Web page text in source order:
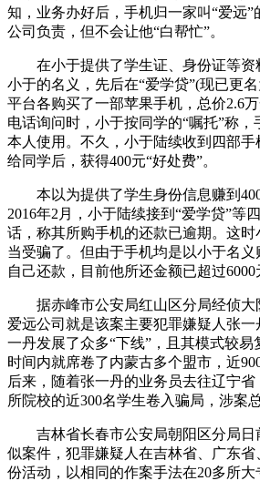
知，业务办好后，手机归一家叫“爱远
公司负责，但不会让他“白帮忙”。
在小于提供了学生证、身份证等资
小于的名义，先后在“爱学贷”(现已更
平台各购买了一部苹果手机，总价2.6
电话询问时，小于按同学的“嘱托”称，
本人使用。不久，小于陆续收到四部手
给同学后，获得400元“好处费”。
本以为提供了学生身份信息赚到
2016年2月，小于陆续接到“爱学贷”等
话，称其所购手机的还款已逾期。这时
当受骗了。但由于手机均是以小于名
自己还款，目前他所还金额已超过6000
据赤峰市公安局红山区分局经侦大
爱远公司就是该案主要犯罪嫌疑人张
一丹发展了众多“下线”，且其模式较易
时间内就席卷了内蒙古多个盟市，近
后来，随着张一丹的业务员去往辽宁
所院校的近300名学生卷入骗局，涉案
吉林省长春市公安局朝阳区分局日
似案件，犯罪嫌疑人在吉林省、广东省
份活动，以相同的作案手法在20多所